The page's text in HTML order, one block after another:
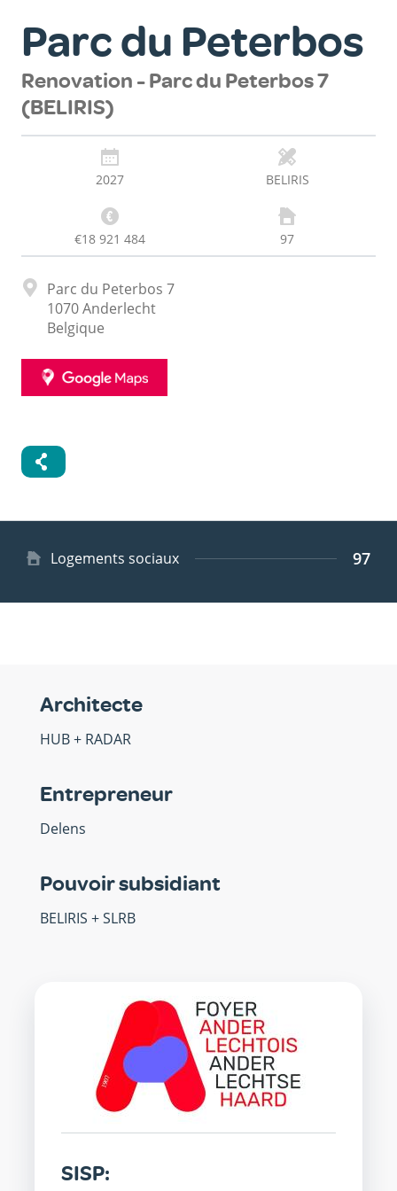
Parc du Peterbos
Renovation - Parc du Peterbos 7
(BELIRIS)
2027 BELIRIS
€18 921 484 97
AdresseParc du Peterbos 7
1070Anderlecht
Belgique
GOOGLE
Type
logement
Logements sociaux 97
Architecte
HUB + RADAR
Entrepreneur
Delens
Pouvoir subsidiant
BELIRIS + SLRB
SISP: